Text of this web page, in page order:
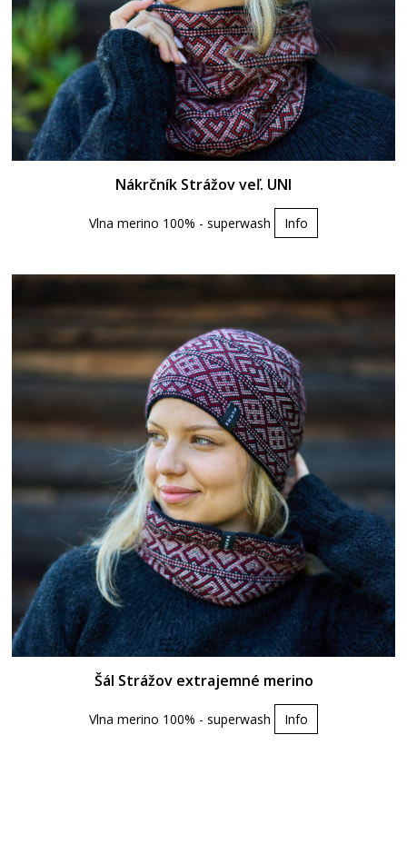
Nákrčník Strážov veľ. UNI
Vlna merino 100% - superwash Info
Šál Strážov extrajemné merino
Vlna merino 100% - superwash Info